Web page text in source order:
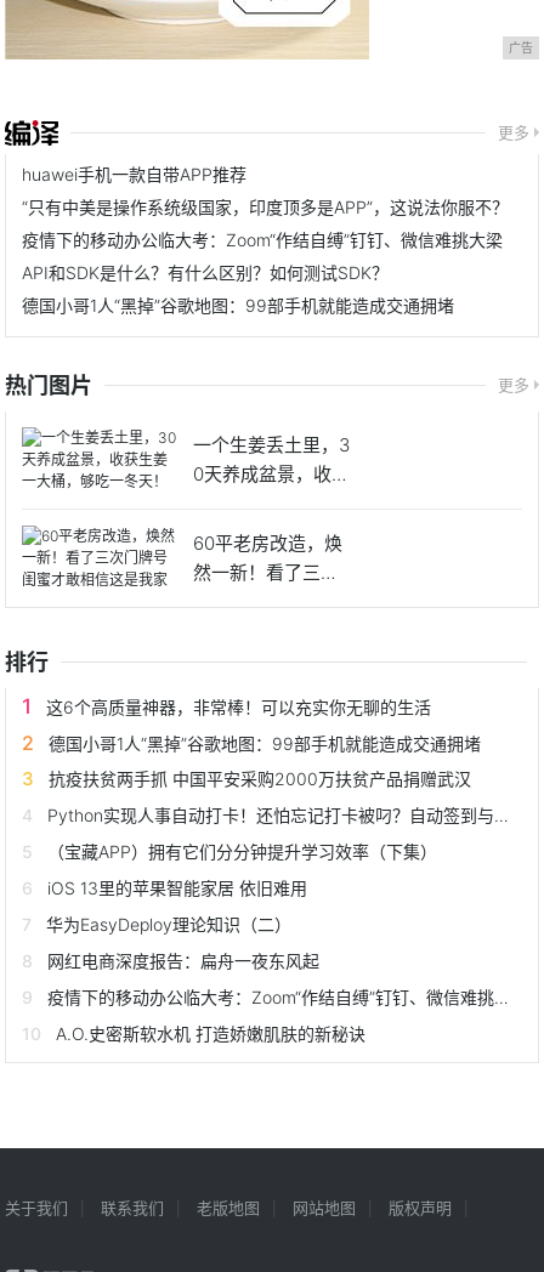
广告
更多
huawei手机一款自带APP推荐
“只有中美是操作系统级国家，印度顶多是APP”，这说法你服不？
疫情下的移动办公临大考：Zoom“作结自缚”钉钉、微信难挑大梁
API和SDK是什么？有什么区别？如何测试SDK？
德国小哥1人“黑掉”谷歌地图：99部手机就能造成交通拥堵
热门图片 更多
一个生姜丢土里，3
0天养成盆景，收获
60平老房改造，焕
然一新！看了三次
门牌号
排行
这6个高质量神器，非常棒！可以充实你无聊的生活
德国小哥1人“黑掉”谷歌地图：99部手机就能造成交通拥堵
抗疫扶贫两手抓 中国平安采购2000万扶贫产品捐赠武汉
Python实现人事自动打卡！还怕忘记打卡被叼？自动签到与签退
（宝藏APP）拥有它们分分钟提升学习效率（下集）
iOS 13里的苹果智能家居 依旧难用
华为EasyDeploy理论知识（二）
网红电商深度报告：扁舟一夜东风起
疫情下的移动办公临大考：Zoom“作结自缚”钉钉、微信难挑大梁
A.O.史密斯软水机 打造娇嫩肌肤的新秘诀
关于我们 联系我们 老版地图 网站地图 版权声明